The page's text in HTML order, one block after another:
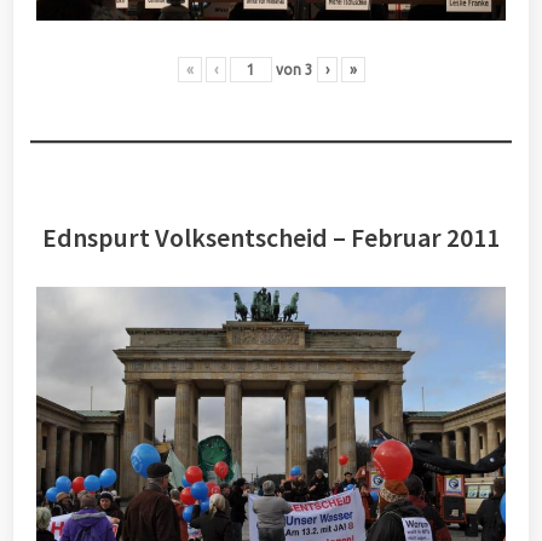
« ‹ von 3 › »
Ednspurt Volksentscheid – Februar 2011